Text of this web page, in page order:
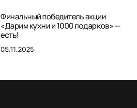
Финальный победитель акции
«Дарим кухни и 1000 подарков» —
есть!
05.11.2025